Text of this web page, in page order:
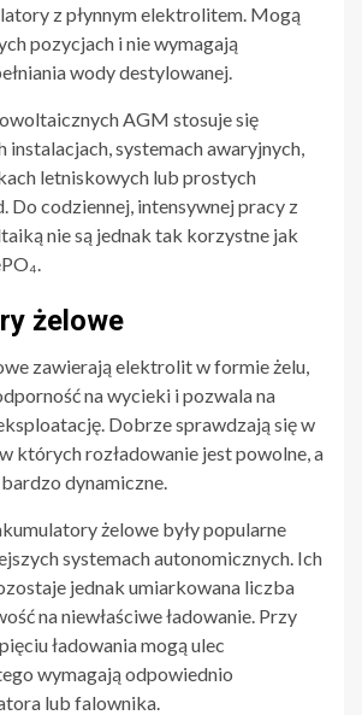
z płynnym elektrolitem. Mogą
pozycjach i nie wymagają
wody destylowanej.
AGM stosuje się
instalacjach, systemach awaryjnych,
letniskowych lub prostych
Do codziennej, intensywnej pracy z
nie są jednak tak korzystne jak
żelowe
zawierają elektrolit w formie żelu,
na wycieki i pozwala na
Dobrze sprawdzają się w
których rozładowanie jest powolne, a
dynamiczne.
żelowe były popularne
systemach autonomicznych. Ich
jednak umiarkowana liczba
na niewłaściwe ładowanie. Przy
ładowania mogą ulec
wymagają odpowiednio
lub falownika.